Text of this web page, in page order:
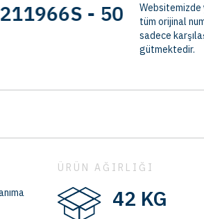
- 5021138818tüm orijinal
sadece
gütmektedir.
ÜRÜN AĞIRLIĞI
42 KG